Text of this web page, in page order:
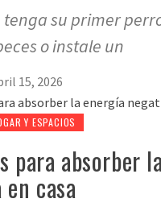
tenga su primer
o instale un
15, 2026
Y ESPACIOS
para absorber
casa